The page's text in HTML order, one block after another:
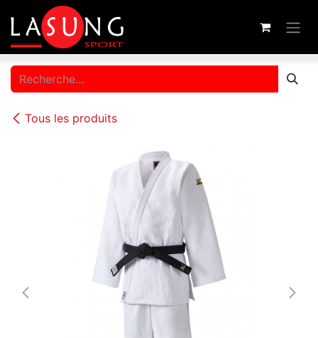
Se rendre au contenu
Tous les produits